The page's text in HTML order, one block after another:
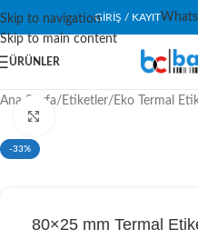
Skip to navigation
Skip to main content
GIRIŞ / KAYIT
ÜRÜNLER
Ana Sayfa/ Etiketler/ Eko Termal
-33%
80×25 mm Termal